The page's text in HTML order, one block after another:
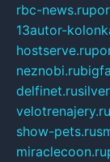
rbc-news.ru
13autor-
hostserve.ru
neznobi.ru
delfinet.ru
velotrenajery.ru
show-pets.ru
miraclecoon.ru